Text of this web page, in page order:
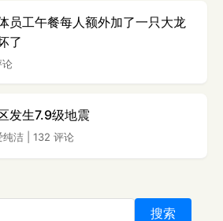
员工午餐每人额外加了一只大龙
了
论
发生7.9级地震
纯洁 132 评论
搜索